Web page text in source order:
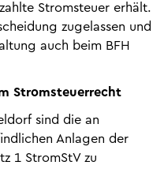
Stromsteuer erhält.
zugelassen und
auch beim BFH
Stromsteuerrecht
sind die an
Anlagen der
1 StromStV zu